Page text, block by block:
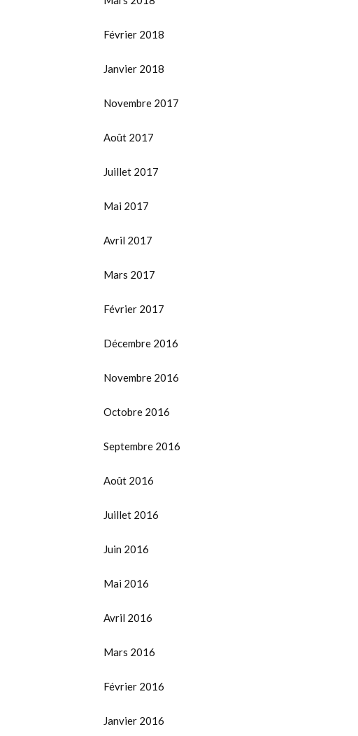
Février 2018
Janvier 2018
Novembre 2017
Août 2017
Juillet 2017
Mai 2017
Avril 2017
Mars 2017
Février 2017
Décembre 2016
Novembre 2016
Octobre 2016
Septembre 2016
Août 2016
Juillet 2016
Juin 2016
Mai 2016
Avril 2016
Mars 2016
Février 2016
Janvier 2016